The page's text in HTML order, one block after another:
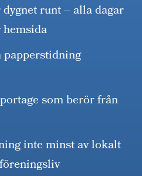
runt – alla dagar
som berör från
inte minst av lokalt